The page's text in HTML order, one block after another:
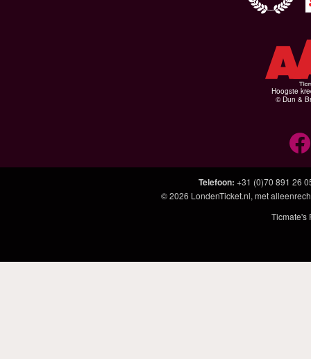
Hoogste
© Dun &
Telefoon: +31 (0)70 891 26
© 2026 LondenTicket.nl, met
Ticmate's